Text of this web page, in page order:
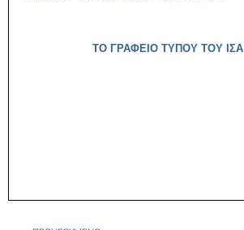
ΤΟ ΓΡΑΦΕΙΟ ΤΥΠΟΥ ΤΟΥ ΙΣΑ